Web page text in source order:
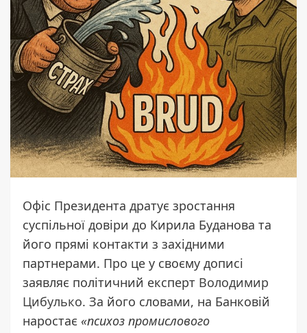
Офіс Президента дратує зростання
суспільної довіри до Кирила Буданова та
його прямі контакти з західними
партнерами. Про це у своєму дописі
заявляє політичний експерт Володимир
Цибулько. За його словами, на Банковій
наростає «психоз промислового